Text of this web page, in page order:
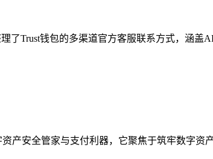
了Trust钱包的多渠道官方客服联系方式，涵盖
产安全管家与支付利器，它聚焦于筑牢数字资